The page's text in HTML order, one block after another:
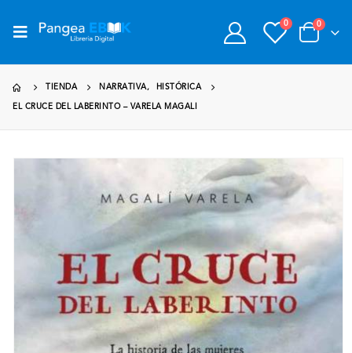
0 0
TIENDA NARRATIVA, HISTÓRICA
EL CRUCE DEL LABERINTO – VARELA MAGALI